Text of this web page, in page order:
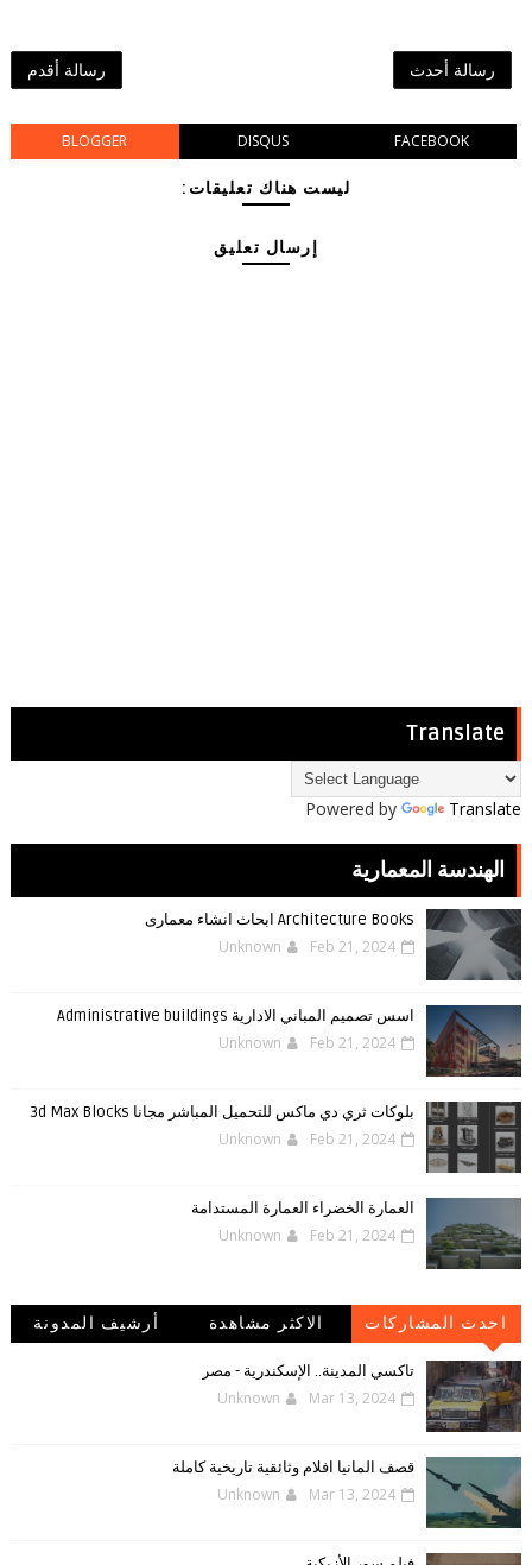
رسالة أحدث رسالة أقدم
BLOGGER DISQUS FACEBOOK
ليست هناك تعليقات:
إرسال تعليق
Translate
Powered by Translate
الهندسة المعمارية
Architecture Books ابحاث انشاء معمارى
Unknown Feb 21, 2024
اسس تصميم المباني الادارية Administrative buildings
Unknown Feb 21, 2024
بلوكات ثري دي ماكس للتحميل المباشر مجانا 3d Max Blocks
Unknown Feb 21, 2024
العمارة الخضراء العمارة المستدامة
Unknown Feb 21, 2024
احدث المشاركات الاكثر مشاهدة
أرشيف المدونة
تاكسي المدينة.. الإسكندرية - مصر
Unknown Mar 13, 2024
قصف المانيا افلام وثائقية تاريخية كاملة
Unknown Mar 13, 2024